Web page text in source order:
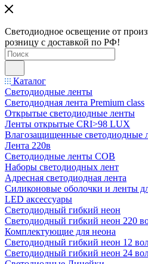
Светодиодное освещение от
розницу с доставкой по РФ!
Каталог
Светодиодные ленты
Светодиодная лента Premium class
Открытые светодиодные ленты
Ленты открытые CRI>98 LUX
Влагозащищенные светодиодные
Лента 220в
Светодиодные ленты COB
Наборы светодиодных лент
Адресная светодиодная лента
Силиконовые оболочки и ленты
LED аксессуары
Светодиодный гибкий неон
Светодиодный гибкий неон 220
Комплектующие для неона
Светодиодный гибкий неон 12
Светодиодный гибкий неон 24